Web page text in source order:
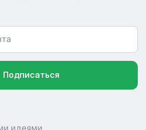
Подписаться